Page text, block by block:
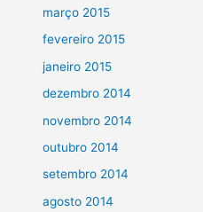
março 2015
fevereiro 2015
janeiro 2015
dezembro 2014
novembro 2014
outubro 2014
setembro 2014
agosto 2014